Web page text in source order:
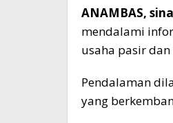
ANAMBAS,
mendalami
usaha pasir
Pendalaman
yang